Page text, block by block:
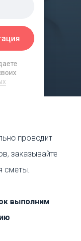
проводит
заказывайте
сметы.
выполним